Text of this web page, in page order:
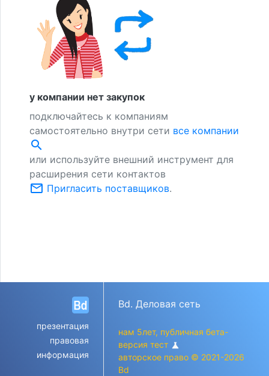
у компании нет закупок
подключайтесь к компаниям
самостоятельно внутри сети все компании
search
или используйте внешний инструмент для
расширения сети контактов
mail_outline Пригласить поставщиков.
презентация
правовая
информация
Bd. Деловая сеть
нам 5лет, публичная бета-
версия тест science
авторское право © 2021-2026
Bd